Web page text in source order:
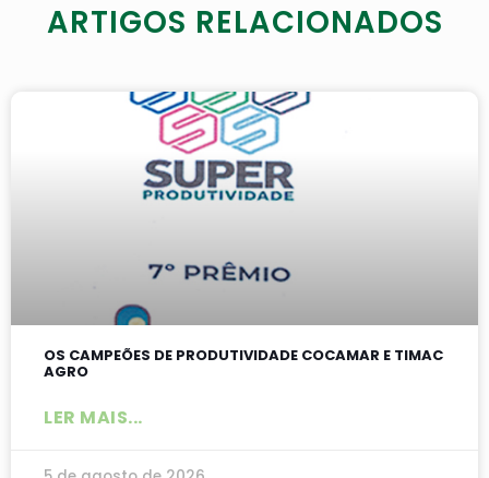
ARTIGOS RELACIONADOS
OS CAMPEÕES DE PRODUTIVIDADE COCAMAR E TIMAC
AGRO
LER MAIS...